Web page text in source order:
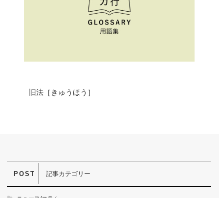
旧法［きゅうほう］
記事カテゴリー